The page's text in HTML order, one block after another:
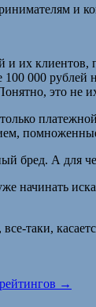
и
их
000
это не
помноженные
бред. А
начинать
таки,
→